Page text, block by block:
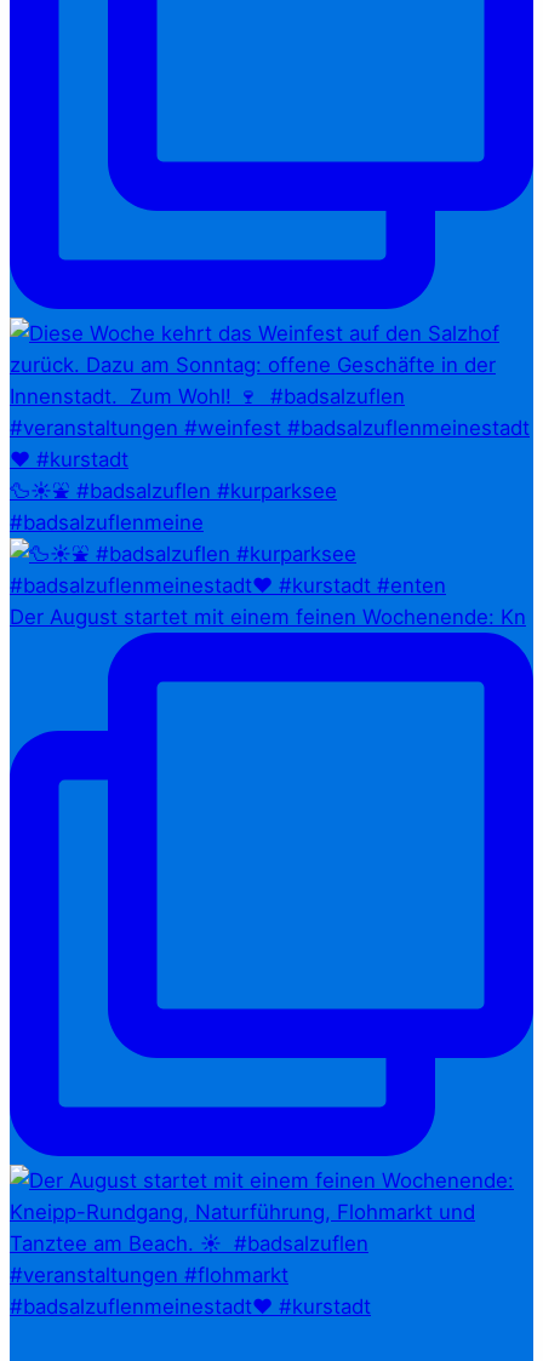
🦆☀️⛲ #badsalzuflen #kurparksee
#badsalzuflenmeine
Der August startet mit einem feinen Wochenende: Kn